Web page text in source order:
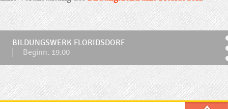
BILDUNGSWERK FLORIDSDORF
Beginn: 19:00